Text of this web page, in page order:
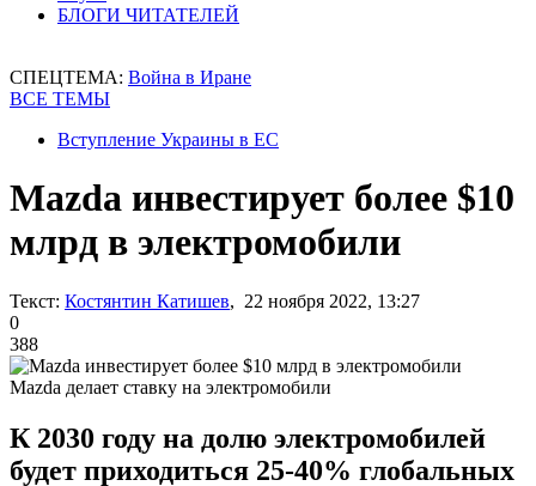
БЛОГИ ЧИТАТЕЛЕЙ
СПЕЦТЕМА: Война в Иране
ВСЕ ТЕМЫ
Вступление Украины в ЕС
Mazda инвестирует более $10
млрд в электромобили
Текст: Костянтин Катишев, 22 ноября 2022, 13:27
0
388
Mazda делает ставку на электромобили
К 2030 году на долю электромобилей
будет приходиться 25-40% глобальных